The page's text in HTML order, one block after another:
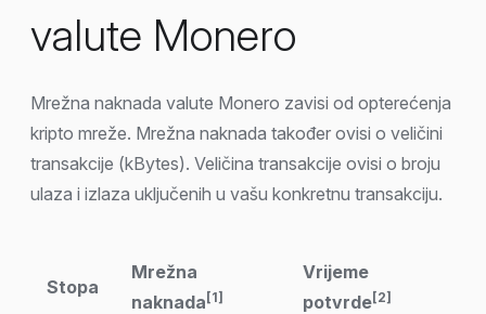
valute Monero
Mrežna naknada valute Monero zavisi od opterećenja
kripto mreže. Mrežna naknada također ovisi o veličini
transakcije (kBytes). Veličina transakcije ovisi o broju
ulaza i izlaza uključenih u vašu konkretnu transakciju.
Stopa
Mrežna
naknada [1]
Vrijeme
potvrde[2]